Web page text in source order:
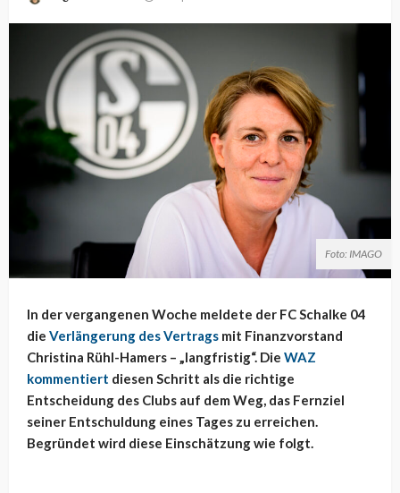
Foto: IMAGO
In der vergangenen Woche meldete der FC Schalke 04
die Verlängerung des Vertrags mit Finanzvorstand
Christina Rühl-Hamers – „langfristig“. Die WAZ
kommentiert diesen Schritt als die richtige
Entscheidung des Clubs auf dem Weg, das Fernziel
seiner Entschuldung eines Tages zu erreichen.
Begründet wird diese Einschätzung wie folgt.